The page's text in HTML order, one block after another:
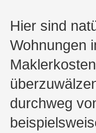
Hier sind
Wohnungen
durchweg